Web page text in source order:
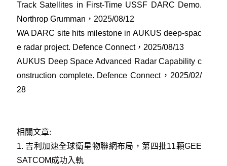
Track Satellites in First-Time USSF DARC Demo.
Northrop Grumman，2025/08/12
WA DARC site hits milestone in AUKUS deep-spac
e radar project. Defence Connect，2025/08/13
AUKUS Deep Space Advanced Radar Capability c
onstruction complete. Defence Connect，2025/02/
28
相關文章:
1. 吉利加速全球衛星物聯網布局，第四批11顆GEE
SATCOM成功入軌